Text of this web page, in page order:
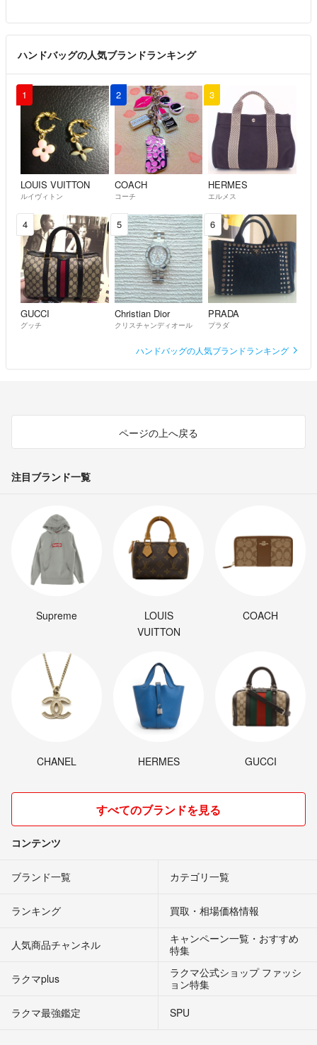
ハンドバッグの人気ブランドランキング
1
LOUIS VUITTON
ルイヴィトン
2
COACH
コーチ
3
HERMES
エルメス
4
GUCCI
グッチ
5
Christian Dior
クリスチャンディオール
6
PRADA
プラダ
ハンドバッグの人気ブランドランキング
ページの上へ戻る
注目ブランド一覧
Supreme
LOUIS
VUITTON
COACH
CHANEL HERMES GUCCI
すべてのブランドを見る
コンテンツ
ブランド一覧 カテゴリ一覧
ランキング 買取・相場価格情報
人気商品チャンネル
キャンペーン一覧・おすすめ
特集
ラクマplus
ラクマ公式ショップ ファッシ
ョン特集
ラクマ最強鑑定
SPU